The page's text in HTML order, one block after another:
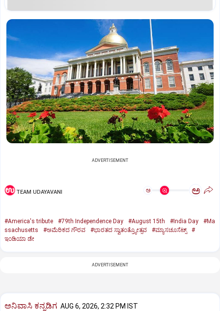
ADVERTISEMENT
TEAM UDAYAVANI ಅ ಅ
#America's tribute #79th Independence Day #August 15th #India Day
#Ma
ssachusetts
#ಅಮೆರಿಕದ ಗೌರವ #ಭಾರತದ ಸ್ವಾತಂತ್ರ್ಯೋತ್ಸವ #ಮ್ಯಾಸಚೂಸೆಟ್ಸ್‌
#
ಇಂಡಿಯಾ ಡೇ
ADVERTISEMENT
ಅನಿವಾಸಿ ಕನ್ನಡಿಗ AUG 6, 2026, 2:32 PM IST